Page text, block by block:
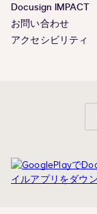
Docusign IMPACT
お問い合わせ
アクセシビリティ